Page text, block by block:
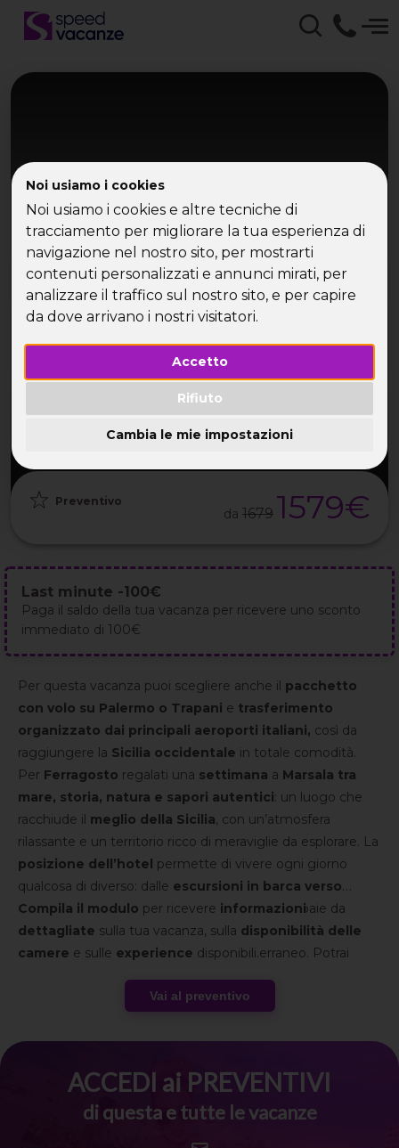
Noi usiamo i cookies
Noi usiamo i cookies e altre tecniche di
tracciamento per migliorare la tua esperienza di
navigazione nel nostro sito, per mostrarti
contenuti personalizzati e annunci mirati, per
analizzare il traffico sul nostro sito, e per capire
da dove arrivano i nostri visitatori.
Accetto
Rifiuto
Cambia le mie impostazioni
Marsala - Sicilia Occidentale
Marsala - Favignana e Sicilia
Occidentale
Mare, tramonti e anima siciliana
15 Ago
Preventivo
da 1679 1579€
Last minute -100€
Paga il saldo della tua vacanza per ricevere uno sconto
immediato di 100€
Per questa vacanza puoi scegliere anche il pacchetto
con volo su Palermo o Trapani e trasferimento
organizzato dai principali aeroporti italiani, così da
raggiungere la Sicilia occidentale in totale comodità.
Per Ferragosto regalati una settimana a Marsala tra
mare, storia, natura e sapori autentici: un luogo che
racchiude il meglio della Sicilia, con un’atmosfera
rilassante e un territorio ricco di meraviglie da esplorare. La
posizione dell’hotel permette di vivere ogni giorno
qualcosa di diverso: dalle escursioni in barca verso
Favignana e Levanzo, con acque turchesi e baie da
sogno, ai sentieri dellaRiserva dello Zingaro, uno dei
tratti di costa più spettacolari del Mediterraneo. Potrai
wine tour dedicato al Marsala DOC
panorami unici. Esplora i dintorni con passeggiate tra i
Erice, il tutto con la giusta combinazione di
scoperta, relax e socialità insieme algruppo Speed
Compila il modulo per ricevere informazioni
dettagliate sulla tua vacanza, sulla disponibilità delle
camere e sulle experience disponibili.
Vai al preventivo
ACCEDI ai PREVENTIVI
di questa e tutte le vacanze